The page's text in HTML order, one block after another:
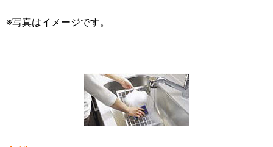
※写真はイメージです。